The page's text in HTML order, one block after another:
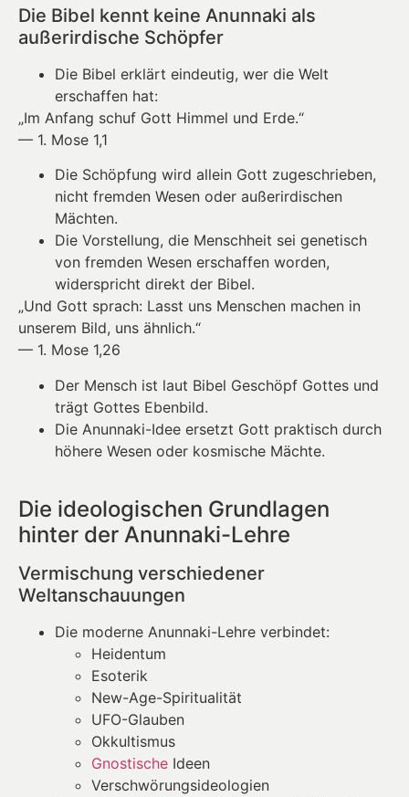
Die Bibel kennt keine Anunnaki als
außerirdische Schöpfer
Die Bibel erklärt eindeutig, wer die Welt
erschaffen hat:
„Im Anfang schuf Gott Himmel und Erde.“
— 1. Mose 1,1
Die Schöpfung wird allein Gott zugeschrieben,
nicht fremden Wesen oder außerirdischen
Mächten.
Die Vorstellung, die Menschheit sei genetisch
von fremden Wesen erschaffen worden,
widerspricht direkt der Bibel.
„Und Gott sprach: Lasst uns Menschen machen in
unserem Bild, uns ähnlich.“
— 1. Mose 1,26
Der Mensch ist laut Bibel Geschöpf Gottes und
trägt Gottes Ebenbild.
Die Anunnaki-Idee ersetzt Gott praktisch durch
höhere Wesen oder kosmische Mächte.
Die ideologischen Grundlagen
hinter der Anunnaki-Lehre
Vermischung verschiedener
Weltanschauungen
Die moderne Anunnaki-Lehre verbindet:
Heidentum
Esoterik
New-Age-Spiritualität
UFO-Glauben
Okkultismus
Gnostische Ideen
Verschwörungsideologien